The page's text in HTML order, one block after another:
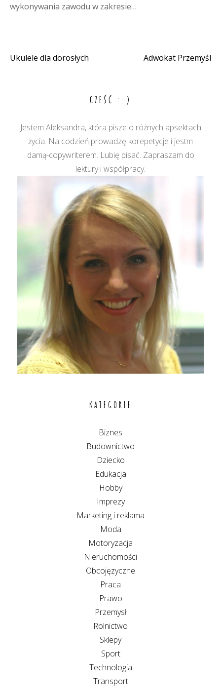
wykonywania zawodu w zakresie…
Nawigacja
Ukulele dla dorosłych Adwokat Przemyśl
CZEŚĆ :-)
Jestem Aleksandra, która pisze o różnych apsektach
życia. Na codzień prowadzę korepetycje i jestm
damą-copywriterem. Lubię pisać. Zapraszam do
lektury i współpracy.
KATEGORIE
Biznes
Budownictwo
Dziecko
Edukacja
Hobby
Imprezy
Marketing i reklama
Moda
Motoryzacja
Nieruchomości
Obcojęzyczne
Praca
Prawo
Przemysł
Rolnictwo
Sklepy
Sport
Technologia
Transport